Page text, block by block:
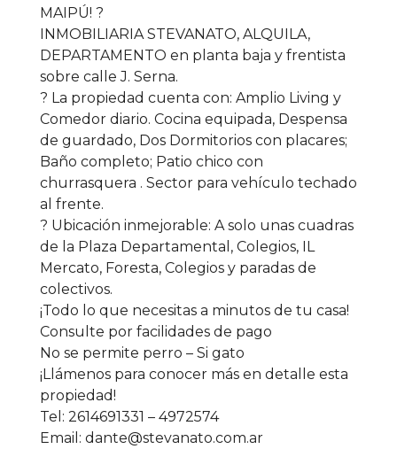
MAIPÚ! ?
INMOBILIARIA STEVANATO, ALQUILA,
DEPARTAMENTO en planta baja y frentista
sobre calle J. Serna.
? La propiedad cuenta con: Amplio Living y
Comedor diario. Cocina equipada, Despensa
de guardado, Dos Dormitorios con placares;
Baño completo; Patio chico con
churrasquera . Sector para vehículo techado
al frente.
? Ubicación inmejorable: A solo unas cuadras
de la Plaza Departamental, Colegios, IL
Mercato, Foresta, Colegios y paradas de
colectivos.
¡Todo lo que necesitas a minutos de tu casa!
Consulte por facilidades de pago
No se permite perro – Si gato
¡Llámenos para conocer más en detalle esta
propiedad!
Tel: 2614691331 – 4972574
Email: dante@stevanato.com.ar